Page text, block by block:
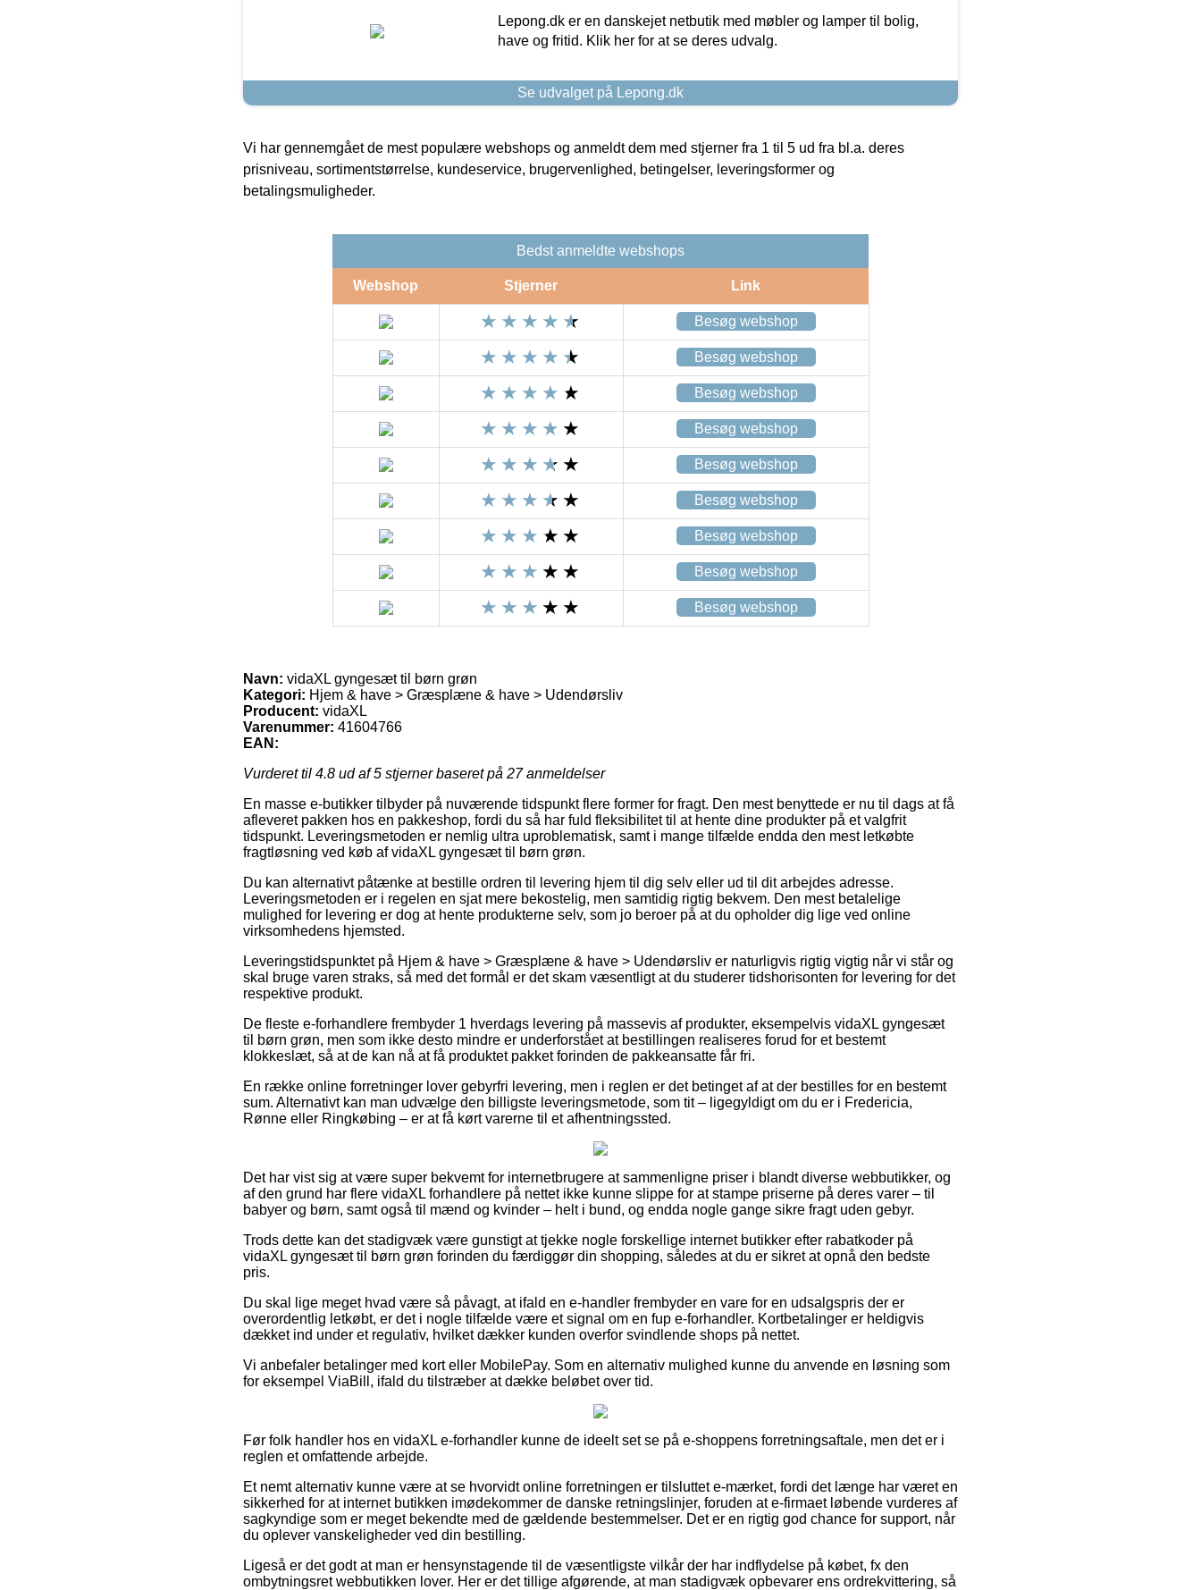
Lepong.dk er en danskejet netbutik med møbler og lamper til bolig,
have og fritid. Klik her for at se deres udvalg.
Se udvalget på Lepong.dk
Vi har gennemgået de mest populære webshops og anmeldt dem med stjerner fra 1 til 5 ud fra bl.a. deres
prisniveau, sortimentstørrelse, kundeservice, brugervenlighed, betingelser, leveringsformer og
betalingsmuligheder.
Bedst anmeldte webshops
Webshop Stjerner Link
Besøg webshop
Besøg webshop
Besøg webshop
Besøg webshop
Besøg webshop
Besøg webshop
Besøg webshop
Besøg webshop
Besøg webshop
Navn: vidaXL gyngesæt til børn grøn
Kategori: Hjem & have > Græsplæne & have > Udendørsliv
Producent: vidaXL
Varenummer: 41604766
EAN:
Vurderet til 4.8 ud af 5 stjerner baseret på 27anmeldelser
En masse e-butikker tilbyder på nuværende tidspunkt flere former for fragt. Den mest benyttede er nu til dags at få
afleveret pakken hos en pakkeshop, fordi du så har fuld fleksibilitet til at hente dine produkter på et valgfrit
tidspunkt. Leveringsmetoden er nemlig ultra uproblematisk, samt i mange tilfælde endda den mest letkøbte
fragtløsning ved køb af vidaXL gyngesæt til børn grøn.
Du kan alternativt påtænke at bestille ordren til levering hjem til dig selv eller ud til dit arbejdes adresse.
Leveringsmetoden er i regelen en sjat mere bekostelig, men samtidig rigtig bekvem. Den mest betalelige
mulighed for levering er dog at hente produkterne selv, som jo beroer på at du opholder dig lige ved online
virksomhedens hjemsted.
Leveringstidspunktet på Hjem & have > Græsplæne & have > Udendørsliv er naturligvis rigtig vigtig når vi står og
skal bruge varen straks, så med det formål er det skam væsentligt at du studerer tidshorisonten for levering for det
respektive produkt.
De fleste e-forhandlere frembyder 1 hverdags levering på massevis af produkter, eksempelvis vidaXL gyngesæt
til børn grøn, men som ikke desto mindre er underforstået at bestillingen realiseres forud for et bestemt
klokkeslæt, så at de kan nå at få produktet pakket forinden de pakkeansatte får fri.
En række online forretninger lover gebyrfri levering, men i reglen er det betinget af at der bestilles for en bestemt
sum. Alternativt kan man udvælge den billigste leveringsmetode, som tit – ligegyldigt om du er i Fredericia,
Rønne eller Ringkøbing – er at få kørt varerne til et afhentningssted.
Det har vist sig at være super bekvemt for internetbrugere at sammenligne priser i blandt diverse webbutikker, og
af den grund har flere vidaXL forhandlere på nettet ikke kunne slippe for at stampe priserne på deres varer – til
babyer og børn, samt også til mænd og kvinder – helt i bund, og endda nogle gange sikre fragt uden gebyr.
Trods dette kan det stadigvæk være gunstigt at tjekke nogle forskellige internet butikker efter rabatkoder på
vidaXL gyngesæt til børn grøn forinden du færdiggør din shopping, således at du er sikret at opnå den bedste
pris.
Du skal lige meget hvad være så påvagt, at ifald en e-handler frembyder en vare for en udsalgspris der er
overordentlig letkøbt, er det i nogle tilfælde være et signal om en fup e-forhandler. Kortbetalinger er heldigvis
dækket ind under et regulativ, hvilket dækker kunden overfor svindlende shops på nettet.
Vi anbefaler betalinger med kort eller MobilePay. Som en alternativ mulighed kunne du anvende en løsning som
for eksempel ViaBill, ifald du tilstræber at dække beløbet over tid.
Før folk handler hos en vidaXL e-forhandler kunne de ideelt set se på e-shoppens forretningsaftale, men det er i
reglen et omfattende arbejde.
Et nemt alternativ kunne være at se hvorvidt online forretningen er tilsluttet e-mærket, fordi det længe har været en
sikkerhed for at internet butikken imødekommer de danske retningslinjer, foruden at e-firmaet løbende vurderes af
sagkyndige som er meget bekendte med de gældende bestemmelser. Det er en rigtig god chance for support, når
du oplever vanskeligheder ved din bestilling.
Ligeså er det godt at man er hensynstagende til de væsentligste vilkår der har indflydelse på købet, fx den
ombytningsret webbutikken lover. Her er det tillige afgørende, at man stadigvæk opbevarer ens ordrekvittering, så